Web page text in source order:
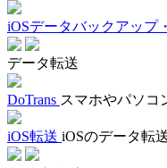
iOSデータバックアップ
データ転送
DoTrans スマホやパソコ
iOS転送 iOSのデータ転